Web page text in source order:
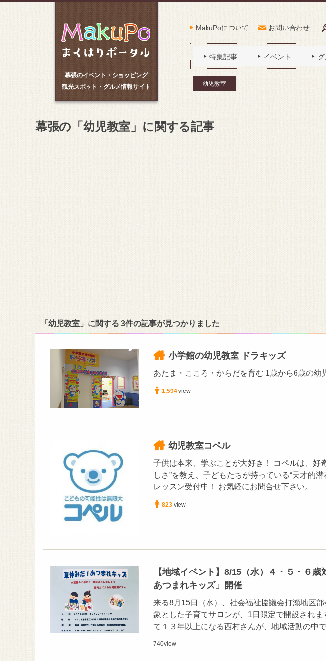
幕張のイベント・ショッピング
観光スポット・グルメ情報サイト
MakuPoについて お問い合わせ
特集記事 イベント グ
幼児教室
幕張の「幼児教室」に関する記事
「幼児教室」に関する 3件の記事が見つかりました
小学館の幼児教室 ドラキッズ
あたま・こころ・からだを育む 1歳から6歳の幼
1,594 view
幼児教室コペル
子供は本来、学ぶことが大好き！ コペルは、好
しさ”を教え、子どもたちが持っている“天才的
レッスン受付中！ お気軽にお問合せ下さい。
823 view
【地域イベント】8/15（水）４・５・６歳
あつまれキッズ」開催
来る8月15日（水）、社会福祉協議会打瀬地区
象とした子育てサロンが、1日限定で開設され
て１３年以上になる西村さんが、地域活動の中
740view